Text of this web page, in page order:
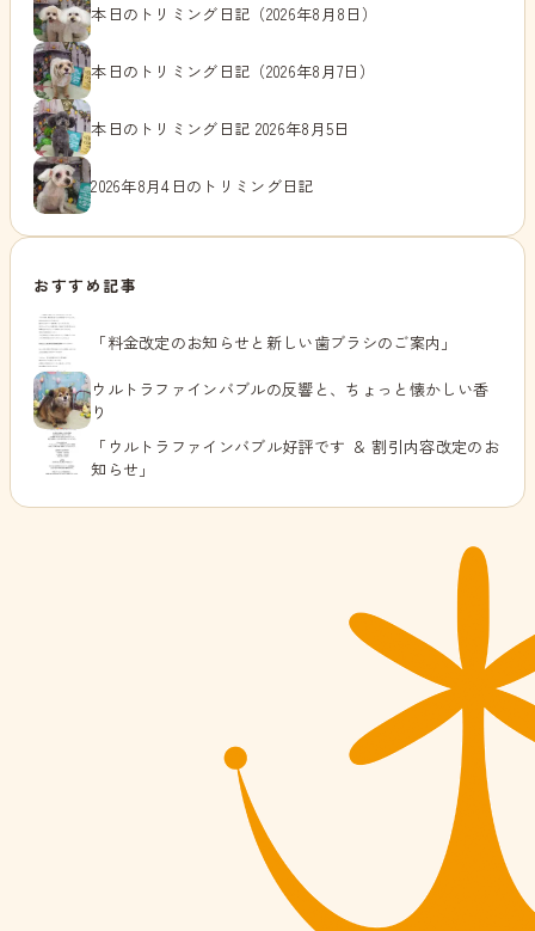
本日のトリミング日記（2026年8月8日）
本日のトリミング日記（2026年8月7日）
本日のトリミング日記 2026年8月5日
2026年8月4日のトリミング日記
おすすめ記事
「料金改定のお知らせと新しい歯ブラシのご案内」
ウルトラファインバブルの反響と、ちょっと懐かしい香
り
「ウルトラファインバブル好評です ＆ 割引内容改定のお
知らせ」